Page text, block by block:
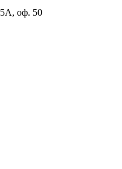
5А, оф. 50